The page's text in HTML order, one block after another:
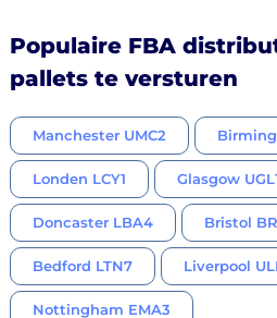
Populaire FBA
pallets te versturen
Manchester UMC2
Londen LCY1 Glasgow
Doncaster LBA4 Bristol
Bedford LTN7 Liverpool
Nottingham EMA3